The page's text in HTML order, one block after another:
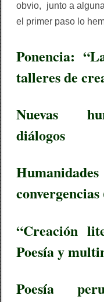
obvio, junto a
el primer paso lo
Ponencia:
talleres de
Nuevas
diálogos
“Creación
Poesía y
Poesía